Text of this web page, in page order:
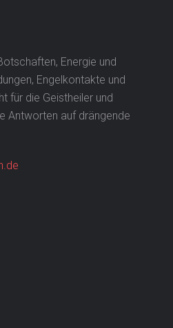
Energie und
Engelkontakte und
für die Geistheiler und
Antworten auf drängende